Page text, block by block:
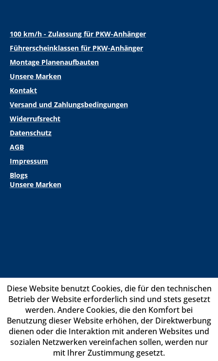
100 km/h - Zulassung für PKW-Anhänger
Führerscheinklassen für PKW-Anhänger
Montage Planenaufbauten
Unsere Marken
Kontakt
Versand und Zahlungsbedingungen
Widerrufsrecht
Datenschutz
AGB
Impressum
Blogs
Unsere Marken
Diese Website benutzt Cookies, die für den technischen
Betrieb der Website erforderlich sind und stets gesetzt
werden. Andere Cookies, die den Komfort bei
Benutzung dieser Website erhöhen, der Direktwerbung
dienen oder die Interaktion mit anderen Websites und
sozialen Netzwerken vereinfachen sollen, werden nur
mit Ihrer Zustimmung gesetzt.